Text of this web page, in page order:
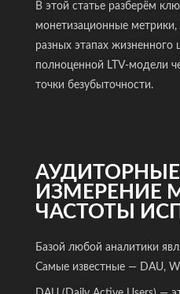
В этой статье разберём
монетизационные
разных этапах жизненного
полноценной LTV-модели
точки безубыточности.
ИЗМЕРЕНИЕ
ЧАСТОТЫ
Базой любой аналитики
Самые известные — DAU,